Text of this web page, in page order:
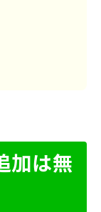
加は無